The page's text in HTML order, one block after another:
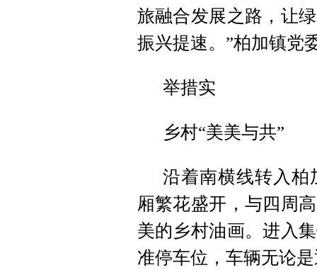
旅融合发展之路，让
振兴提速。”柏加镇党
举措实
乡村“美美与共”
沿着南横线转入柏
厢繁花盛开，与四周
美的乡村油画。进入
准停车位，车辆无论